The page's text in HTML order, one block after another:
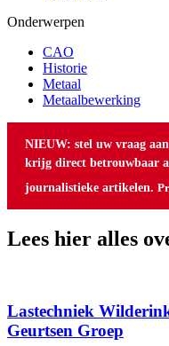
Onderwerpen
CAO
Historie
Metaal
Metaalbewerking
NIEUW: stel uw vraag
krijg direct betrouwbaar
journalistieke artikelen.
Lees hier alles
Lastechniek
Geurtsen Groep